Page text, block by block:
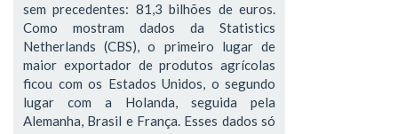
sem precedentes: 81,3 bilhões de euros.
Como mostram dados da Statistics
Netherlands (CBS), o primeiro lugar de
maior exportador de produtos agrícolas
ficou com os Estados Unidos, o segundo
lugar com a Holanda, seguida pela
Alemanha, Brasil e França. Esses dados só